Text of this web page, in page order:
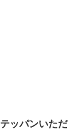
ッパンいただ